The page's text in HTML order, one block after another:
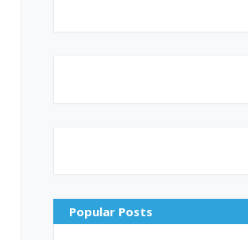
Popular Posts